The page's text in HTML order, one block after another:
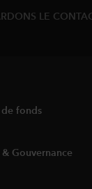
LE
fonds
Gouvernance​